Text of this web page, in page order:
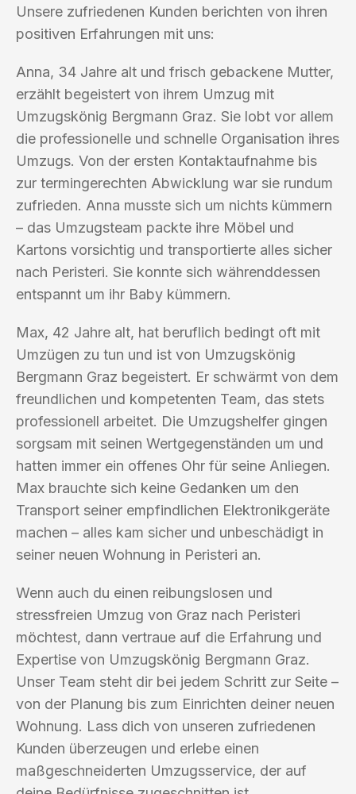
Unsere zufriedenen Kunden berichten von ihren
positiven Erfahrungen mit uns:
Anna, 34 Jahre alt und frisch gebackene Mutter,
erzählt begeistert von ihrem Umzug mit
Umzugskönig Bergmann Graz. Sie lobt vor allem
die professionelle und schnelle Organisation ihres
Umzugs. Von der ersten Kontaktaufnahme bis
zur termingerechten Abwicklung war sie rundum
zufrieden. Anna musste sich um nichts kümmern
– das Umzugsteam packte ihre Möbel und
Kartons vorsichtig und transportierte alles sicher
nach Peristeri. Sie konnte sich währenddessen
entspannt um ihr Baby kümmern.
Max, 42 Jahre alt, hat beruflich bedingt oft mit
Umzügen zu tun und ist von Umzugskönig
Bergmann Graz begeistert. Er schwärmt von dem
freundlichen und kompetenten Team, das stets
professionell arbeitet. Die Umzugshelfer gingen
sorgsam mit seinen Wertgegenständen um und
hatten immer ein offenes Ohr für seine Anliegen.
Max brauchte sich keine Gedanken um den
Transport seiner empfindlichen Elektronikgeräte
machen – alles kam sicher und unbeschädigt in
seiner neuen Wohnung in Peristeri an.
Wenn auch du einen reibungslosen und
stressfreien Umzug von Graz nach Peristeri
möchtest, dann vertraue auf die Erfahrung und
Expertise von Umzugskönig Bergmann Graz.
Unser Team steht dir bei jedem Schritt zur Seite –
von der Planung bis zum Einrichten deiner neuen
Wohnung. Lass dich von unseren zufriedenen
Kunden überzeugen und erlebe einen
maßgeschneiderten Umzugsservice, der auf